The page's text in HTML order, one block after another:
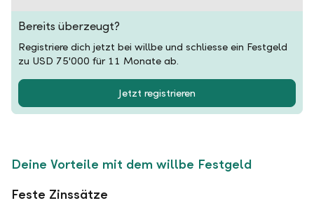
Bereits überzeugt?
Registriere dich jetzt bei willbe und schliesse ein Festgeld
zu USD 75'000 für 11 Monate ab.
Jetzt registrieren
Deine Vorteile mit dem willbe Festgeld
Feste Zinssätze